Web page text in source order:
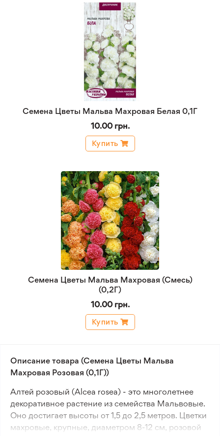
Семена Цветы Мальва Махровая Белая 0,1Г
10.00 грн.
Купить
Семена Цветы Мальва Махровая (Смесь)
(0,2Г)
10.00 грн.
Купить
Описание товара (Семена Цветы Мальва
Махровая Розовая (0,1Г))
Алтей розовый (Alcea rosea) - это многолетнее
декоративное растение из семейства Мальвовые.
Оно достигает высоты от 1,5 до 2,5 метров. Цветки
махровые, крупные, диаметром 8-12 см, розовой